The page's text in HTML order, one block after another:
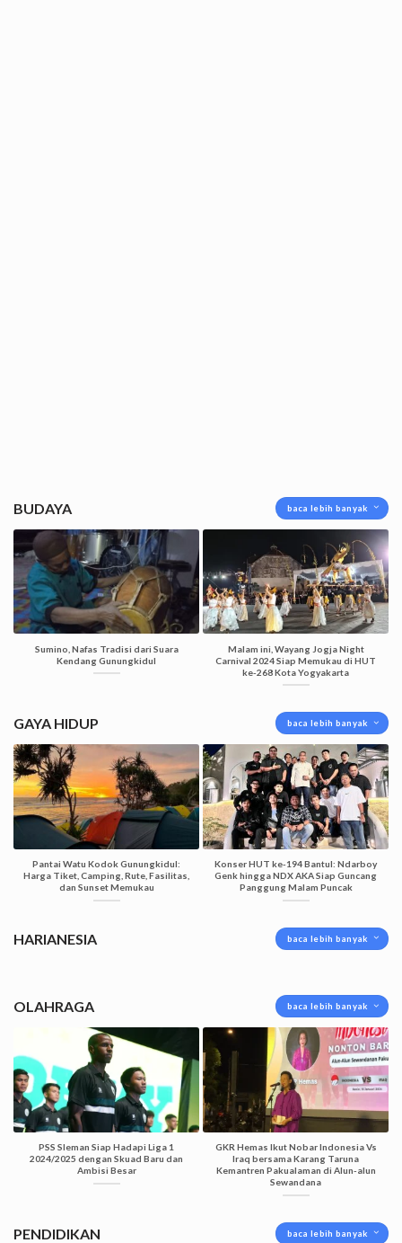
BUDAYA baca lebih banyak
Sumino, Nafas Tradisi dari Suara
Kendang Gunungkidul
Malam ini, Wayang Jogja Night
Carnival 2024 Siap Memukau di HUT
ke-268 Kota Yogyakarta
GAYA HIDUP baca lebih banyak
Pantai Watu Kodok Gunungkidul:
Harga Tiket, Camping, Rute, Fasilitas,
dan Sunset Memukau
Konser HUT ke-194 Bantul: Ndarboy
Genk hingga NDX AKA Siap Guncang
Panggung Malam Puncak
HARIANESIA baca lebih banyak
OLAHRAGA baca lebih banyak
PSS Sleman Siap Hadapi Liga 1
2024/2025 dengan Skuad Baru dan
Ambisi Besar
GKR Hemas Ikut Nobar Indonesia Vs
Iraq bersama Karang Taruna
Kemantren Pakualaman di Alun-alun
Sewandana
PENDIDIKAN baca lebih banyak